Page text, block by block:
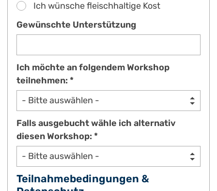
Ich wünsche fleischhaltige Kost
Gewünschte Unterstützung
Ich möchte an folgendem Workshop
teilnehmen: *
Falls ausgebucht wähle ich alternativ
diesen Workshop: *
Teilnahmebedingungen &